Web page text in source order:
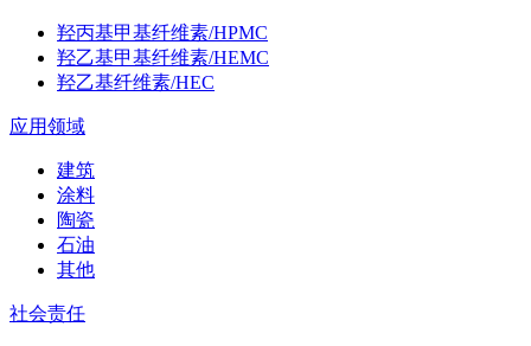
羟丙基甲基纤维素/HPMC
羟乙基甲基纤维素/HEMC
羟乙基纤维素/HEC
应用领域
建筑
涂料
陶瓷
石油
其他
社会责任